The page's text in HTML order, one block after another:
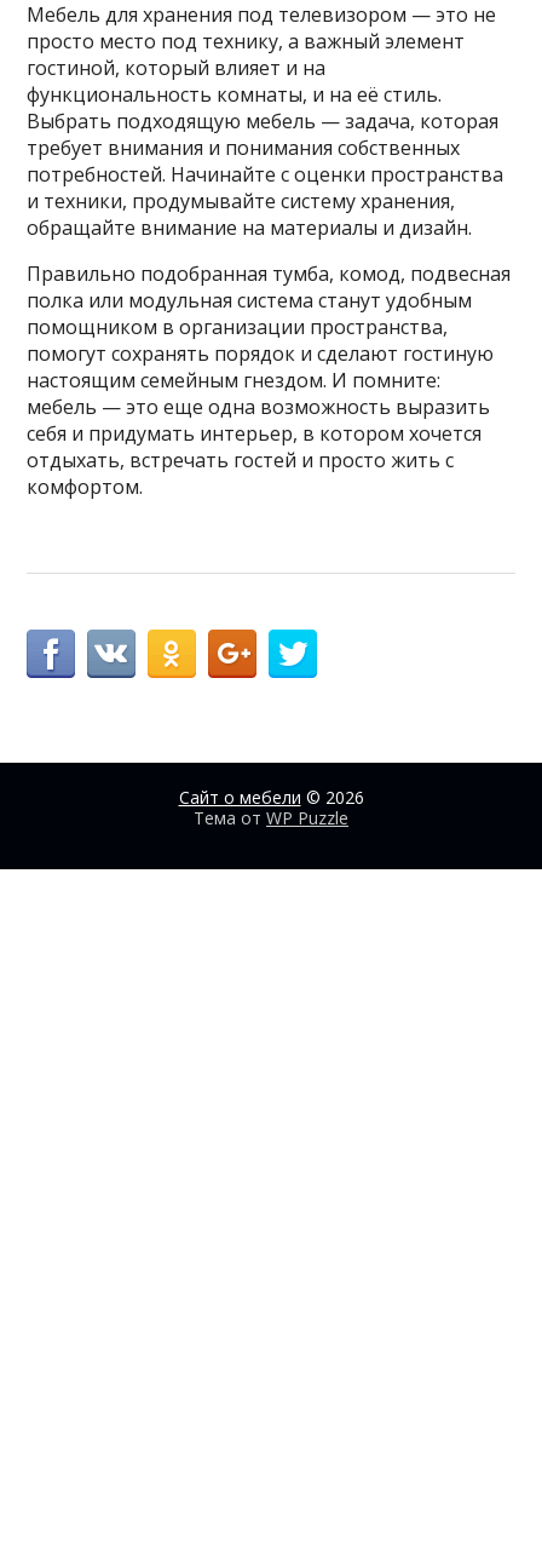
Мебель для хранения под телевизором — это не
просто место под технику, а важный элемент
гостиной, который влияет и на
функциональность комнаты, и на её стиль.
Выбрать подходящую мебель — задача, которая
требует внимания и понимания собственных
потребностей. Начинайте с оценки пространства
и техники, продумывайте систему хранения,
обращайте внимание на материалы и дизайн.
Правильно подобранная тумба, комод, подвесная
полка или модульная система станут удобным
помощником в организации пространства,
помогут сохранять порядок и сделают гостиную
настоящим семейным гнездом. И помните:
мебель — это еще одна возможность выразить
себя и придумать интерьер, в котором хочется
отдыхать, встречать гостей и просто жить с
комфортом.
Сайт о мебели © 2026
Тема от WP Puzzle